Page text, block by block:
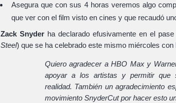
Asegura que con sus 4 horas veremos algo
que ver con el film visto en cines y que recaudó
Zack Snyderha declarado efusivamente en el pase
Steel) que se ha celebrado este mismo miércoles con
Quiero agradecer a HBO Max y
apoyar a los artistas y permitir que
realidad. También un agradecimiento
movimiento SnyderCut por hacer esto